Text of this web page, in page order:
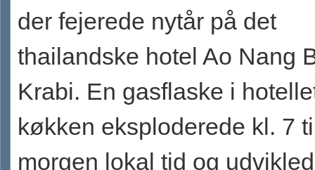
der fejerede nytår på det
thailandske hotel Ao Nang
Krabi. En gasflaske i
køkken eksploderede kl. 7
morgen lokal tid og